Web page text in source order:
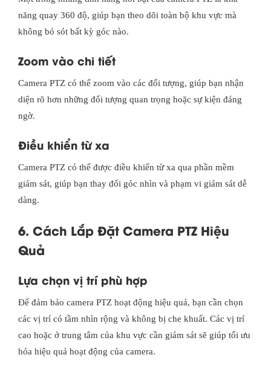
năng quay 360 độ, giúp bạn theo dõi toàn bộ khu vực mà
không bỏ sót bất kỳ góc nào.
Zoom vào chi tiết
Camera PTZ có thể zoom vào các đối tượng, giúp bạn nhận
diện rõ hơn những đối tượng quan trọng hoặc sự kiện đáng
ngờ.
Điều khiển từ xa
Camera PTZ có thể được điều khiển từ xa qua phần mềm
giám sát, giúp bạn thay đổi góc nhìn và phạm vi giám sát dễ
dàng.
6. Cách Lắp Đặt Camera PTZ Hiệu
Quả
Lựa chọn vị trí phù hợp
Để đảm bảo camera PTZ hoạt động hiệu quả, bạn cần chọn
các vị trí có tầm nhìn rộng và không bị che khuất. Các vị trí
cao hoặc ở trung tâm của khu vực cần giám sát sẽ giúp tối ưu
hóa hiệu quả hoạt động của camera.